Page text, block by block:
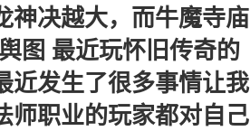
神决越大，而牛魔寺庙
图 最近玩怀旧传奇的
近发生了很多事情让我
师职业的玩家都对自己